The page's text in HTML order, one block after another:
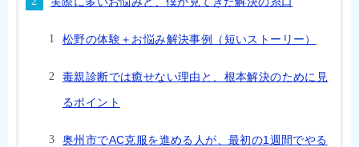
松野の体験＋お悩み解決事例（短いストーリー）
毒親診断では癒せない理由と、根本解決のために見
るポイント
奥州市でAC克服を進める人が、最初の1週間でやる